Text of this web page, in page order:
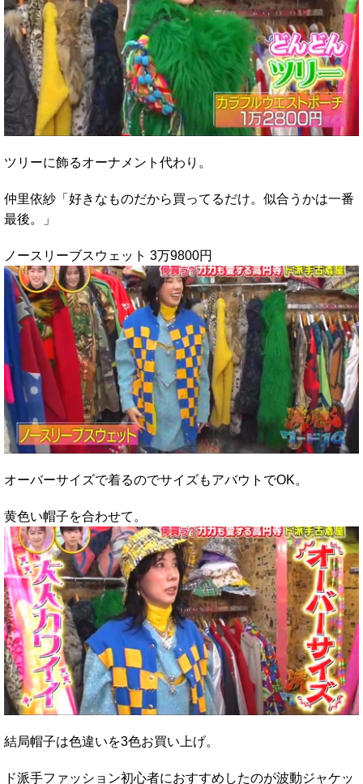
ツリーに飾るオーナメント代わり。
仲里依紗「好きなものだから買ってるだけ。似合うかは一番
最後。」
ノースリーブスウェット 3万9800円
オーバーサイズで着るのでサイズもアバウトでOK。
黄色い帽子を合わせて。
結局帽子は色違いを3色お買い上げ。
ド派手ファッション初心者におすすめしたのが波動ジャケッ